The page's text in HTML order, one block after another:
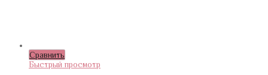
Сравнить
Быстрый просмотр